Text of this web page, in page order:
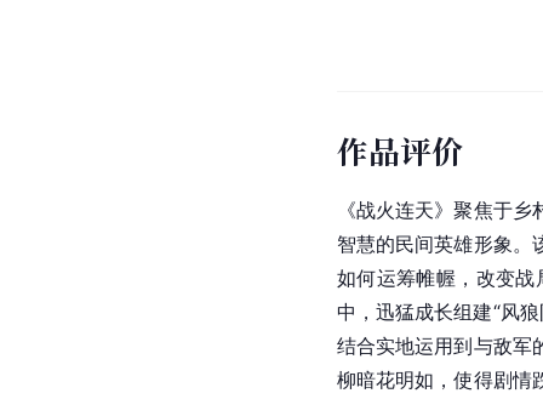
作品评价
《战火连天》聚焦于
智慧的民间英雄形象。
如何运筹帷幄，改变
中，迅猛成长组建“风
结合实地运用到与敌军
柳暗花明如，使得剧情